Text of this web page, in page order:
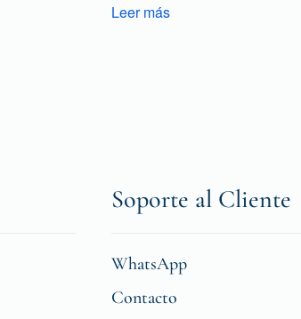
Leer más
Soporte al Cliente
WhatsApp
Contacto